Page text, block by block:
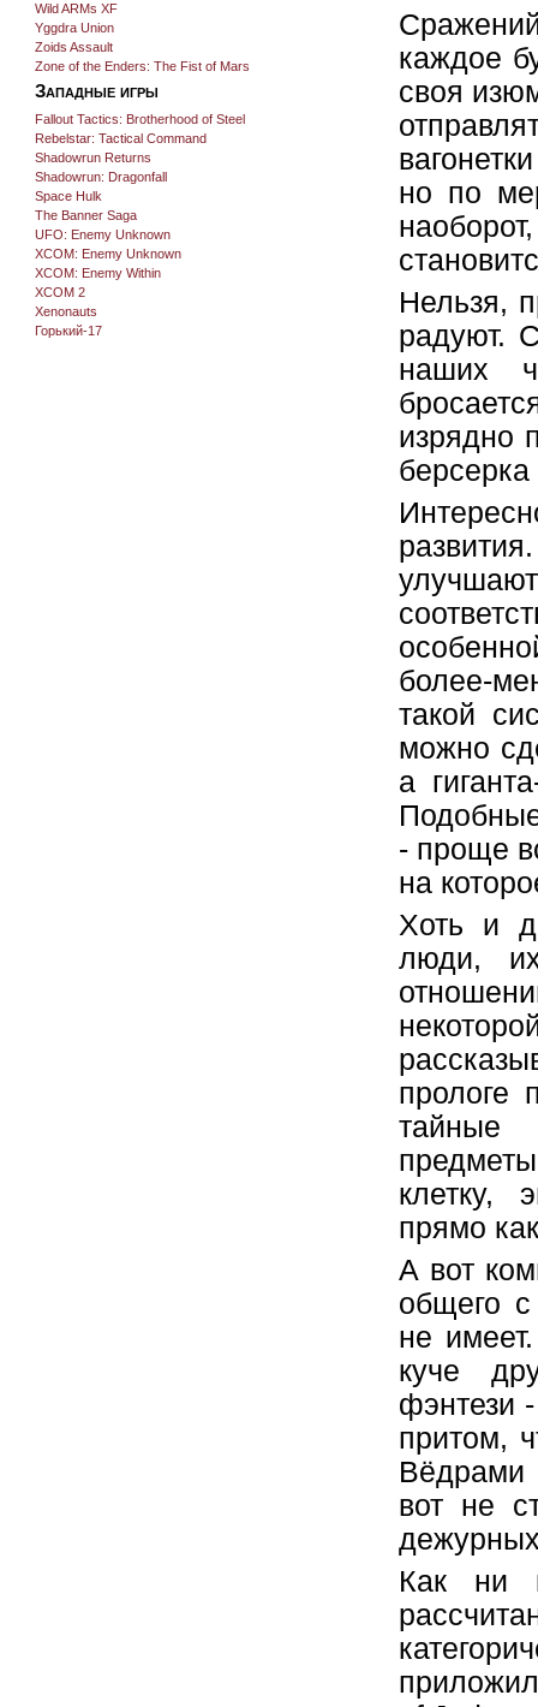
Wild ARMs XF
Yggdra Union
Zoids Assault
Zone of the Enders: The Fist of Mars
Западные игры
Fallout Tactics: Brotherhood of Steel
Rebelstar: Tactical Command
Shadowrun Returns
Shadowrun: Dragonfall
Space Hulk
The Banner Saga
UFO: Enemy Unknown
XCOM: Enemy Unknown
XCOM: Enemy Within
XCOM 2
Xenonauts
Горький-17
каждое
своя
но по
Нельзя,
радуют.
наших
изрядно
берсерка
более-
такой
можно
а
- проще
на
Хоть и
люди,
прологе
тайные
клетку,
прямо
А вот
общего с
не
куче
фэнтези
притом,
Вёдрами
вот не
Как ни